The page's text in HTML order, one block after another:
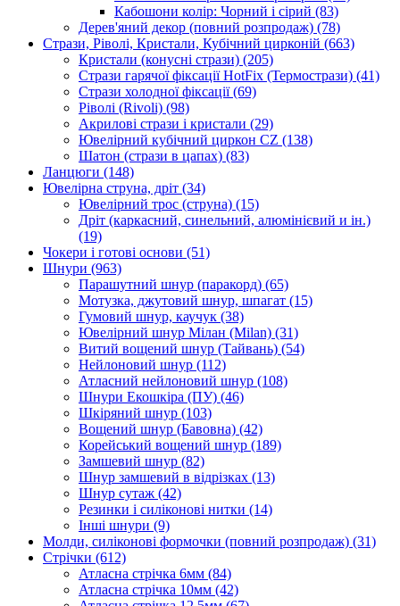
Кабошони колір: Чорний і сірий (83)
Дерев'яний декор (повний розпродаж) (78)
Стрази, Ріволі, Кристали, Кубічний цирконій (663)
Кристали (конусні стрази) (205)
Стрази гарячої фіксації HotFix (Термострази) (41)
Стрази холодної фіксації(69)
Ріволі (Rivoli) (98)
Акрилові стрази і кристали (29)
Ювелірний кубічний циркон CZ (138)
Шатон (стрази в цапах) (83)
Ланцюги (148)
Ювелірна струна, дріт (34)
Ювелірний трос (струна) (15)
Дріт (каркасний, синельний, алюмінієвий и ін.)
(19)
Чокери і готові основи (51)
Шнури (963)
Парашутний шнур (паракорд) (65)
Мотузка, джутовий шнур, шпагат (15)
Гумовий шнур, каучук (38)
Ювелірний шнур Мілан (Milan) (31)
Витий вощений шнур (Тайвань) (54)
Нейлоновий шнур (112)
Атласний нейлоновий шнур (108)
Шнури Екошкіра (ПУ) (46)
Шкіряний шнур (103)
Вощений шнур (Бавовна) (42)
Корейський вощений шнур (189)
Замшевий шнур (82)
Шнур замшевий в відрізках (13)
Шнур сутаж (42)
Резинки і силіконові нитки (14)
Інші шнури (9)
Молди, силіконові формочки (повний розпродаж) (31)
Стрічки (612)
Атласна стрічка 6мм (84)
Атласна стрічка 10мм (42)